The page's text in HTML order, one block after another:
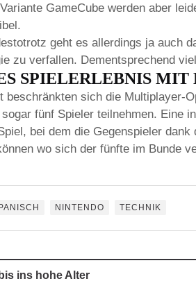
GameCube werden aber
geht es allerdings ja auch
zu verfallen. Dementsprechend
SPIELERLEBNIS
beschränkten sich die Multiplayer-
sogar fünf Spieler teilnehmen. Eine
bei dem die Gegenspieler
wo sich der fünfte im Bunde
NINTENDO TECHNIK
ins hohe Alter